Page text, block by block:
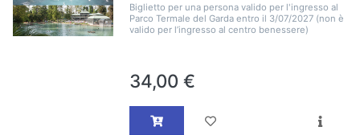
Biglietto per una persona valido per l'ingresso al
Parco Termale del Garda entro il 3/07/2027 (non è
valido per l’ingresso al centro benessere)
34,00 €